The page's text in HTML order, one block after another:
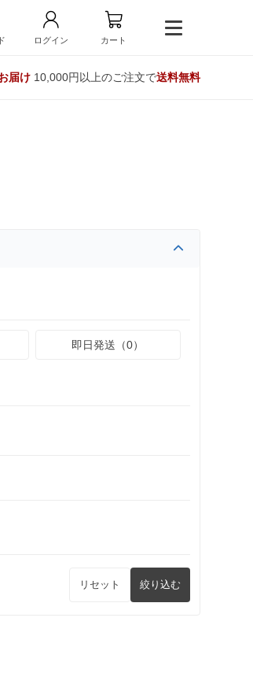
ログイン カート
届け10,000円以上のご注文で送料無料
即日発送（0）
リセット 絞り込む